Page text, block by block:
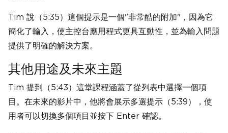
Tim 說（5:35）這個提示是一個"非常酷的附加"，因為它
簡化了輸入，使主控台應用程式更具互動性，並為輸入問題
提供了明確的解決方案。
其他用途及未來主題
Tim 提到（5:43）這堂課程涵蓋了從列表中選擇一個項
目。在未來的影片中，他將會展示多選提示（5:39），使
用者可以切換多個項目並按下 Enter 確認。